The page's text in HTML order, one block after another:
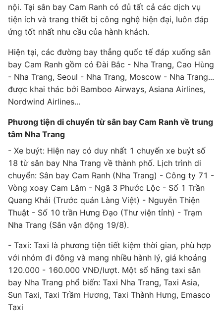
nội. Tại sân bay Cam Ranh có đủ tất cả các dịch vụ
tiện ích và trang thiết bị công nghệ hiện đại, luôn đáp
ứng tốt nhất nhu cầu của hành khách.
Hiện tại, các đường bay thẳng quốc tế đáp xuống sân
bay Cam Ranh gồm có Đài Bắc - Nha Trang, Cao Hùng
- Nha Trang, Seoul - Nha Trang, Moscow - Nha Trang...
được khai thác bởi Bamboo Airways, Asiana Airlines,
Nordwind Airlines...
Phương tiện di chuyển từ sân bay Cam Ranh về trung
tâm Nha Trang
- Xe buýt: Hiện nay có duy nhất 1 chuyến xe buýt số
18 từ sân bay Nha Trang về thành phố. Lịch trình di
chuyển: Sân bay Cam Ranh (Nha Trang) - Công ty 71 -
Vòng xoay Cam Lâm - Ngã 3 Phước Lộc - Số 1 Trần
Quang Khải (Trước quán Làng Việt) - Nguyễn Thiện
Thuật - Số 10 trần Hưng Đạo (Thư viện tỉnh) - Trạm
Nha Trang (Sân vận động 19/8).
- Taxi: Taxi là phương tiện tiết kiệm thời gian, phù hợp
với nhóm đi đông và mang nhiều hành lý, giá khoảng
120.000 - 160.000 VNĐ/lượt. Một số hãng taxi sân
bay Nha Trang phổ biến: Taxi Nha Trang, Taxi Asia,
Sun Taxi, Taxi Trầm Hương, Taxi Thành Hưng, Emasco
Taxi